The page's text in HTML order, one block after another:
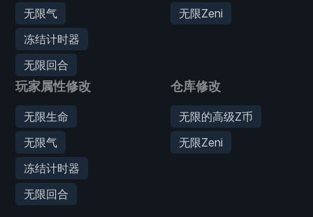
无限气
冻结计时器
无限回合
无限Zeni
玩家属性修改
无限生命
无限气
冻结计时器
无限回合
仓库修改
无限的高级Z币
无限Zeni